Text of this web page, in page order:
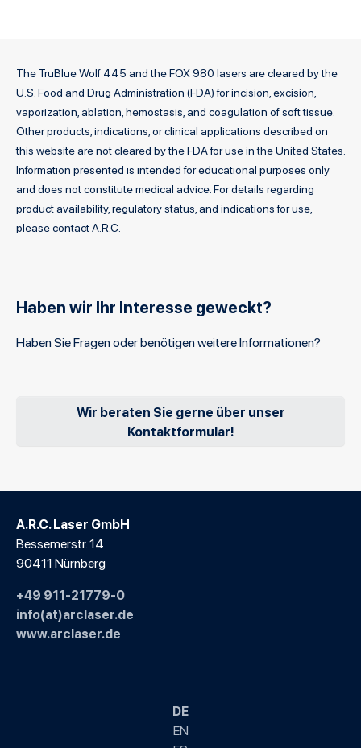
The TruBlue Wolf 445 and the FOX 980 lasers are cleared by the
U.S. Food and Drug Administration (FDA) for incision, excision,
vaporization, ablation, hemostasis, and coagulation of soft tissue.
Other products, indications, or clinical applications described on
this website are not cleared by the FDA for use in the United States.
Information presented is intended for educational purposes only
and does not constitute medical advice. For details regarding
product availability, regulatory status, and indications for use,
please contact A.R.C.
Haben wir Ihr Interesse geweckt?
Haben Sie Fragen oder benötigen weitere Informationen?
Wir beraten Sie gerne über unser
Kontaktformular!
A.R.C. Laser GmbH
Bessemerstr. 14
90411 Nürnberg
+49 911-21779-0
info(at)arclaser.de
www.arclaser.de
DE
EN